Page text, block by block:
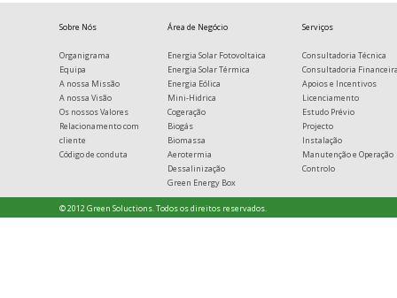
Sobre Nós
Organigrama
Equipa
A nossa Missão
A nossa Visão
Os nossos Valores
Relacionamento com
cliente
Código de conduta
Área de Negócio
Energia Solar Fotovoltaica
Energia Solar Térmica
Energia Eólica
Mini-Hidrica
Cogeração
Biogás
Biomassa
Aerotermia
Dessalinização
Green Energy Box
Serviços
Consultadoria Técnica
Consultadoria
Apoios e Incentivos
Licenciamento
Estudo Prévio
Projecto
Instalação
Manutenção e Operação
Controlo
© 2012 Green Soluctions. Todos os direitos reservados.